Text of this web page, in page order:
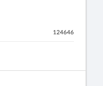
124646